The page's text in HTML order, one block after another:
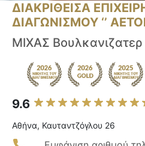
ΔΙΑΚΡΙΘΕΙΣΑ
ΔΙΑΓΩΝΙΣΜΟΥ ‘’ ΑΕΤΟΙ
ΜΙΧΑΣ Βουλκανιζατερ
9.6
Αθήνα, Καυταντζόγλου 26